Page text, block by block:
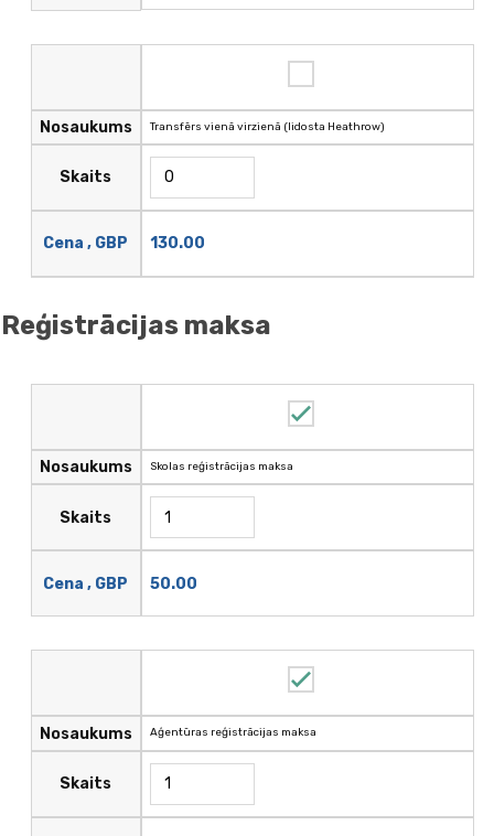
Nosaukums
Skaits
Cena , GBP
Transfērs vienā virzienā (lidosta Heathrow)
130.00
Reģistrācijas maksa
Nosaukums
Skaits
Cena , GBP
Skolas reģistrācijas maksa
50.00
Nosaukums
Skaits
Aģentūras reģistrācijas maksa